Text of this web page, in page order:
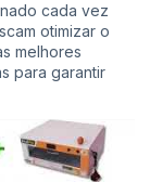
cada vez
otimizar o
melhores
para garantir